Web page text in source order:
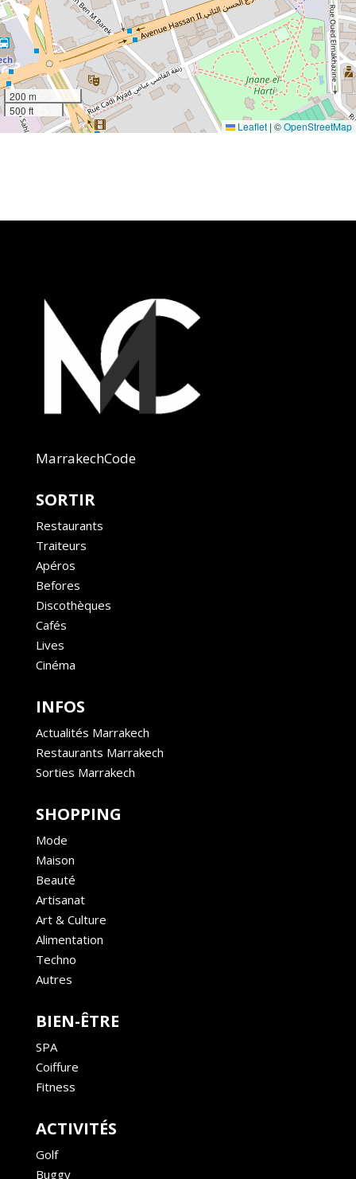
200 m
500 ft
Leaflet |©OpenStreetMap
MarrakechCode
SORTIR
Restaurants
Traiteurs
Apéros
Befores
Discothèques
Cafés
Lives
Cinéma
INFOS
Actualités Marrakech
Restaurants Marrakech
Sorties Marrakech
SHOPPING
Mode
Maison
Beauté
Artisanat
Art & Culture
Alimentation
Techno
Autres
BIEN-ÊTRE
SPA
Coiffure
Fitness
ACTIVITÉS
Golf
Buggy